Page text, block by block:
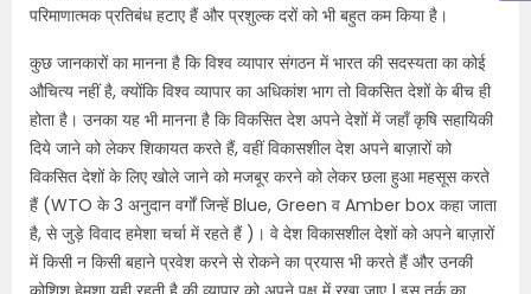
परिमाणात्मक प्रतिबंध हटाए हैं और प्रशुल्क दरों को भी बहुत कम किया है।
कुछ जानकारों का मानना है कि विश्व व्यापार संगठन में भारत की सदस्यता का कोई
औचित्य नहीं है, क्योंकि विश्व व्यापार का अधिकांश भाग तो विकसित देशों के बीच ही
होता है। उनका यह भी मानना है कि विकसित देश अपने देशों में जहाँ कृषि सहायिकी
दिये जाने को लेकर शिकायत करते हैं, वहीं विकासशील देश अपने बाज़ारों को
विकसित देशों के लिए खोले जाने को मजबूर करने को लेकर छला हुआ महसूस करते
हैं (WTO के 3 अनुदान वर्गों जिन्हें Blue, Green व Amber box कहा जाता
है, से जुड़े विवाद हमेशा चर्चा में रहते हैं )। वे देश विकासशील देशों को अपने बाज़ारों
में किसी न किसी बहाने प्रवेश करने से रोकने का प्रयास भी करते हैं और उनकी